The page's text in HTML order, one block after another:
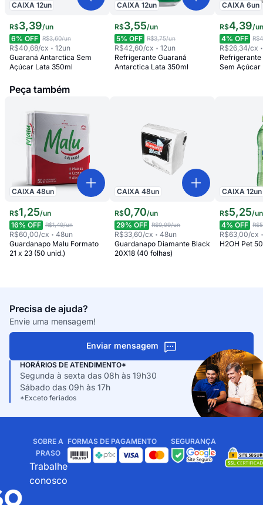
CAIXA 12un
R$3,39/un
6% OFF R$3,60/un
R$40,68/cx 12un
Guaraná Antarctica Sem
Açúcar Lata 350ml
CAIXA12un
R$3,55/un
5% OFF R$3,75/un
R$42,60/cx 12un
Refrigerante Guaraná
Antarctica Lata 350ml
CAIXA6un
R$4,39/
4% OFF
R$26,34/cx
Sem Açúcar
Peça também
CAIXA 48un
R$1,25/un
16% OFF R$1,49/un
R$60,00/cx 48un
Guardanapo Malu Formato
21 x 23 (50 unid.)
CAIXA48un
R$0,70/un
29% OFF R$0,99/un
R$33,60/cx 48un
Guardanapo Diamante Black
20X18 (40 folhas)
CAIXA12un
R$5,25/un
4% OFF
R$63,00/cx
H2OH Pet
Precisa de ajuda?
Envie uma mensagem!
Enviar mensagem
HORÁRIOS DE ATENDIMENTO*
Segunda à sexta das 08h às 19h30
Sábado das 09h às 17h
*Exceto feriados
SOBRE A
PRASO
Trabalhe
conosco
FORMAS DE PAGAMENTO SEGURANÇA